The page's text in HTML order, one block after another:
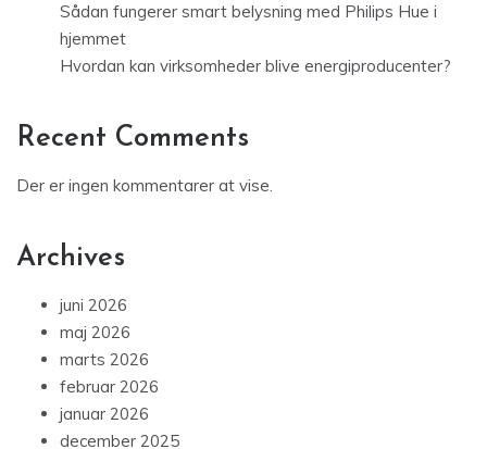
Sådan fungerer smart belysning med Philips Hue i
hjemmet
Hvordan kan virksomheder blive energiproducenter?
Recent Comments
Der er ingen kommentarer at vise.
Archives
juni 2026
maj 2026
marts 2026
februar 2026
januar 2026
december 2025